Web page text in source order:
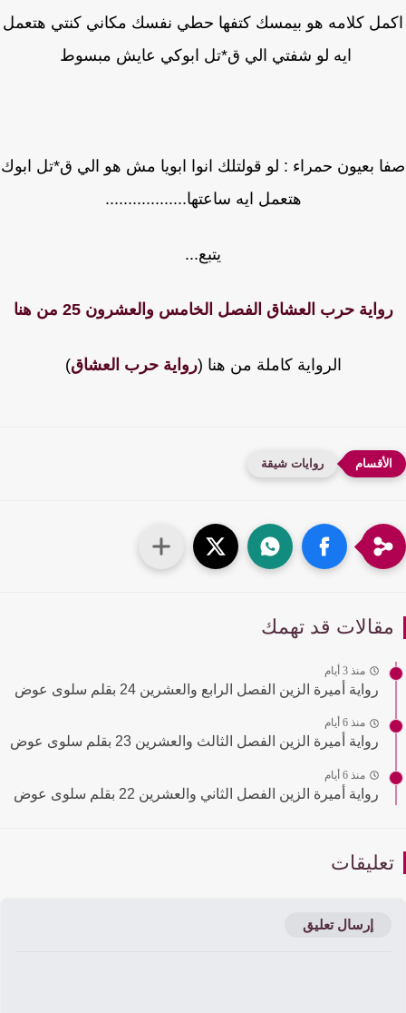
كلامه هو بيمسك كتفها حطي نفسك مكاني كنتي هتعمل
ايه لو شفتي الي ق*تل ابوكي عايش مبسوط
بعيون حمراء : لو قولتلك انوا ابويا مش هو الي ق*تل ابوك
هتعمل ايه ساعتها..................
يتبع...
حرب العشاق الفصل الخامس والعشرون 25 من هنا
الرواية كاملة من هنا (رواية حرب العشاق)
روايات شيقة
قد تهمك
منذ 3 أيام
رواية أميرة الزين الفصل الرابع والعشرين 24 بقلم سلوى عوض
منذ 6 أيام
رواية أميرة الزين الفصل الثالث والعشرين 23 بقلم سلوى عوض
منذ 6 أيام
رواية أميرة الزين الفصل الثاني والعشرين 22 بقلم سلوى عوض
إرسال تعليق